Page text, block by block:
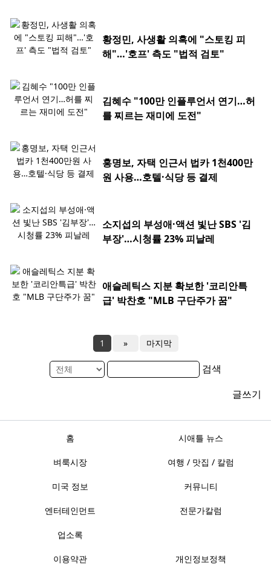
황정민, 사생활 의혹에 "스토킹 피
해"…'호프' 측도 "법적 검토"
김혜수 "100만 인플루언서 연기…허
를 찌르는 재미에 도전"
홍명보, 자택 인근서 법카 1천400만
원 사용…호텔·식당 등 결제
소지섭의 부성애·액션 빛난 SBS '김
부장'…시청률 23% 피날레
애슬레틱스 지분 확보한 '코리안특
급' 박찬호 "MLB 구단주가 꿈"
1 » 마지막
검색
글쓰기
홈 시애틀 뉴스
벼룩시장 여행 / 맛집 / 칼럼
미국 정보 커뮤니티
엔터테인먼트 전문가칼럼
업소록
이용약관 개인정보정책